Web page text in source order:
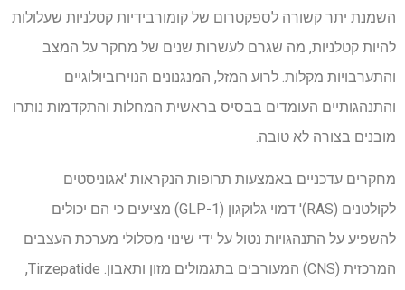
השמנת יתר קשורה לספקטרום של קומורבידיות קטלניות שעלולות
להיות קטלניות, מה שגרם לעשרות שנים של מחקר על המצב
והתערבויות מקלות. לרוע המזל, המנגנונים הנוירוביולוגיים
והתנהגותיים העומדים בבסיס בראשית המחלות והתקדמות נותרו
מובנים בצורה לא טובה.
מחקרים עדכניים באמצעות תרופות הנקראות 'אגוניסטים
לקולטנים (RAS)' דמוי גלוקגון (GLP-1) מציעים כי הם יכולים
להשפיע על התנהגויות נטול על ידי שינוי מסלולי מערכת העצבים
המרכזית (CNS) המעורבים בתגמולים מזון ותאבון. Tirzepatide,